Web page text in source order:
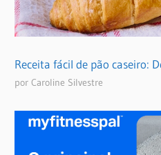
Receita fácil de pão caseiro:
por Caroline Silvestre